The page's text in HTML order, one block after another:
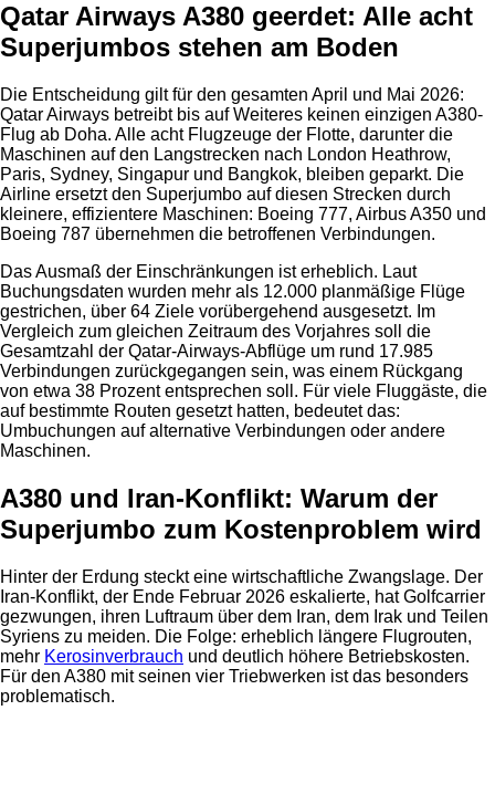
Qatar Airways A380 geerdet: Alle acht
Superjumbos stehen am Boden
Die Entscheidung gilt für den gesamten April und Mai 2026:
Qatar Airways betreibt bis auf Weiteres keinen einzigen A380-
Flug ab Doha. Alle acht Flugzeuge der Flotte, darunter die
Maschinen auf den Langstrecken nach London Heathrow,
Paris, Sydney, Singapur und Bangkok, bleiben geparkt. Die
Airline ersetzt den Superjumbo auf diesen Strecken durch
kleinere, effizientere Maschinen: Boeing 777, Airbus A350 und
Boeing 787 übernehmen die betroffenen Verbindungen.
Das Ausmaß der Einschränkungen ist erheblich. Laut
Buchungsdaten wurden mehr als 12.000 planmäßige Flüge
gestrichen, über 64 Ziele vorübergehend ausgesetzt. Im
Vergleich zum gleichen Zeitraum des Vorjahres soll die
Gesamtzahl der Qatar-Airways-Abflüge um rund 17.985
Verbindungen zurückgegangen sein, was einem Rückgang
von etwa 38 Prozent entsprechen soll. Für viele Fluggäste, die
auf bestimmte Routen gesetzt hatten, bedeutet das:
Umbuchungen auf alternative Verbindungen oder andere
Maschinen.
A380 und Iran-Konflikt: Warum der
Superjumbo zum Kostenproblem wird
Hinter der Erdung steckt eine wirtschaftliche Zwangslage. Der
Iran-Konflikt, der Ende Februar 2026 eskalierte, hat Golfcarrier
gezwungen, ihren Luftraum über dem Iran, dem Irak und Teilen
Syriens zu meiden. Die Folge: erheblich längere Flugrouten,
mehr Kerosinverbrauch und deutlich höhere Betriebskosten.
Für den A380 mit seinen vier Triebwerken ist das besonders
problematisch.